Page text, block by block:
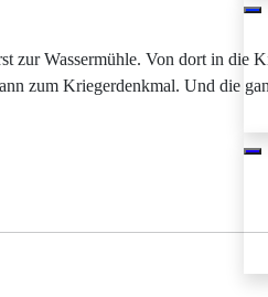
zur Wassermühle. Von dort in die
zum Kriegerdenkmal. Und die